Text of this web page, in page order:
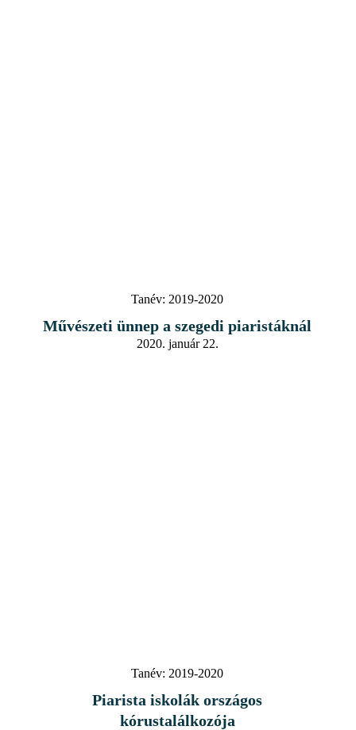
Tanév: 2019-2020
Művészeti ünnep a szegedi piaristáknál
2020. január 22.
Tanév: 2019-2020
Piarista iskolák országos
kórustalálkozója